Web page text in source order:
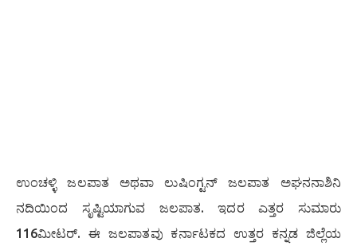
ಉಂಚಳ್ಳಿ ಜಲಪಾತ ಅಥವಾ ಲುಷಿಂಗ್ಟನ್ ಜಲಪಾತ ಅಘನನಾಶಿನಿ
ನದಿಯಿಂದ ಸೃಷ್ಟಿಯಾಗುವ ಜಲಪಾತ. ಇದರ ಎತ್ತರ ಸುಮಾರು
116ಮೀಟರ್. ಈ ಜಲಪಾತವು ಕರ್ನಾಟಕದ ಉತ್ತರ ಕನ್ನಡ ಜಿಲ್ಲೆಯ